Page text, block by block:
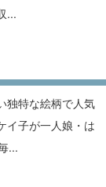
...
独特な絵柄で人気
イ子が一人娘・は
...